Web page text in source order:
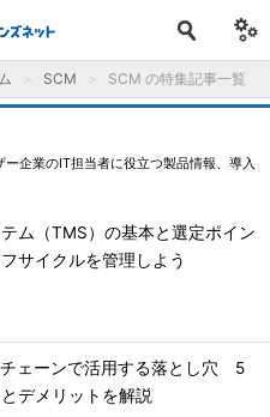
SCM SCM の特集記事一覧
企業のIT担当者に役立つ製品情報、導入
ム（TMS）の基本と選定ポイン
サイクルを管理しよう
ェーンで活用する落とし穴 5
デメリットを解説